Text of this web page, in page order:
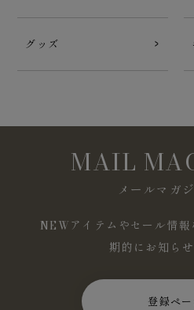
グッズ
MAIL
メールマガ
NEWアイテムやセール情
期的にお知らせ
登録ペー